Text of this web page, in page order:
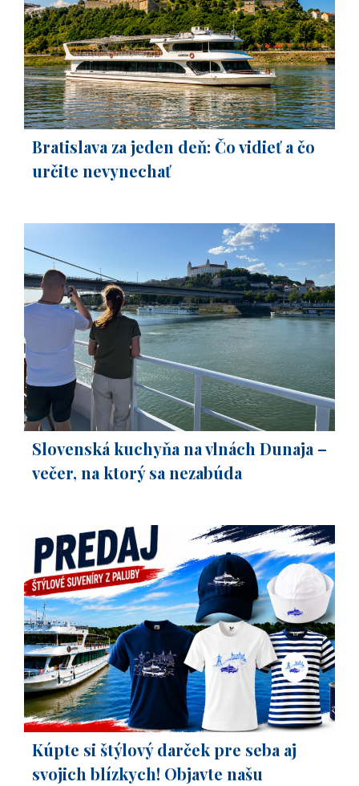
Bratislava za jeden deň: Čo vidieť a čo
určite nevynechať
Slovenská kuchyňa na vlnách Dunaja –
večer, na ktorý sa nezabúda
Kúpte si štýlový darček pre seba aj
svojich blízkych! Objavte našu